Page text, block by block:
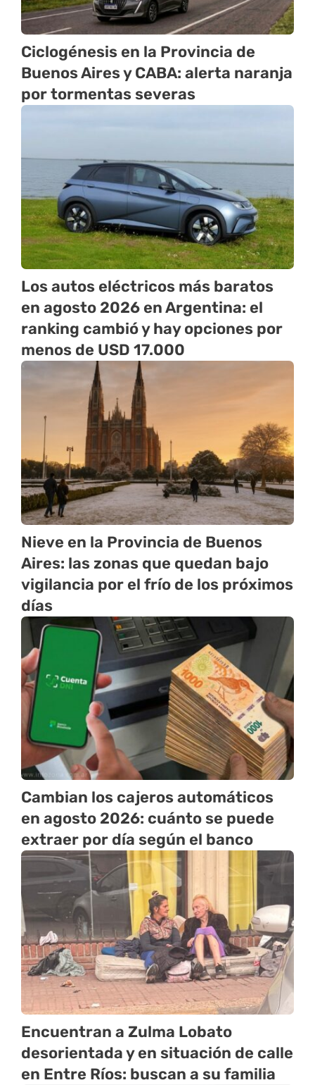
Ciclogénesis en la Provincia de
Buenos Aires y CABA: alerta naranja
por tormentas severas
Los autos eléctricos más baratos
en agosto 2026 en Argentina: el
ranking cambió y hay opciones por
menos de USD 17.000
Nieve en la Provincia de Buenos
Aires: las zonas que quedan bajo
vigilancia por el frío de los próximos
días
Cambian los cajeros automáticos
en agosto 2026: cuánto se puede
extraer por día según el banco
Encuentran a Zulma Lobato
desorientada y en situación de calle
en Entre Ríos: buscan a su familia